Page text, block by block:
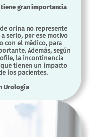
tiene gran importancia
orina no represente
serlo, por ese motivo
con el médico, para
Además, según
la incontinencia
tienen un impacto
los pacientes.
Urología